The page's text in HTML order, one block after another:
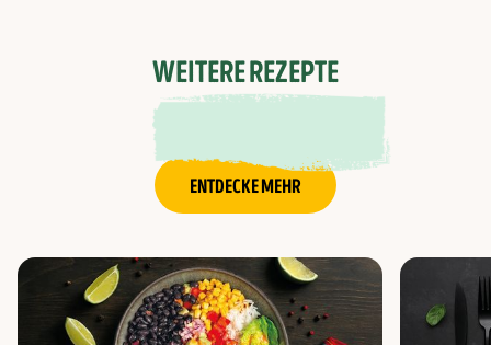
WEITERE REZEPTE
ENTDECKE MEHR